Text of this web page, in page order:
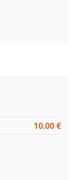
10.00 €